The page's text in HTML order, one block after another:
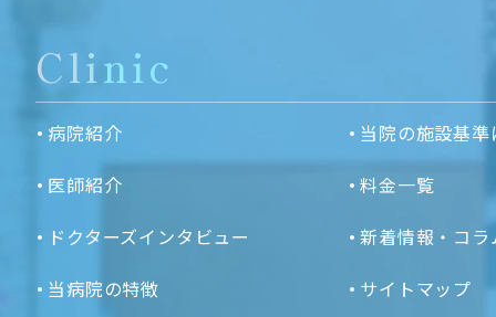
Clinic
病院紹介
医師紹介
ドクターズインタビュー
当病院の特徴
当院の施設基
料金一覧
新着情報・コラ
サイトマップ